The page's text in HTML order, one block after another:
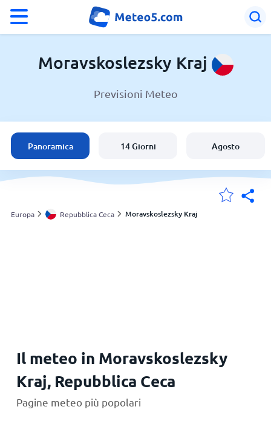
°C
Meteo in Moravskoslezsky Kraj
Repubblica Ceca
Italia
Svizzera
Moravskoslezsky Kraj
Previsioni Meteo
Panoramica 14 Giorni Agosto
Europa Repubblica Ceca Moravskoslezsky Kraj
Il meteo in Moravskoslezsky
Kraj, Repubblica Ceca
Pagine meteo più popolari